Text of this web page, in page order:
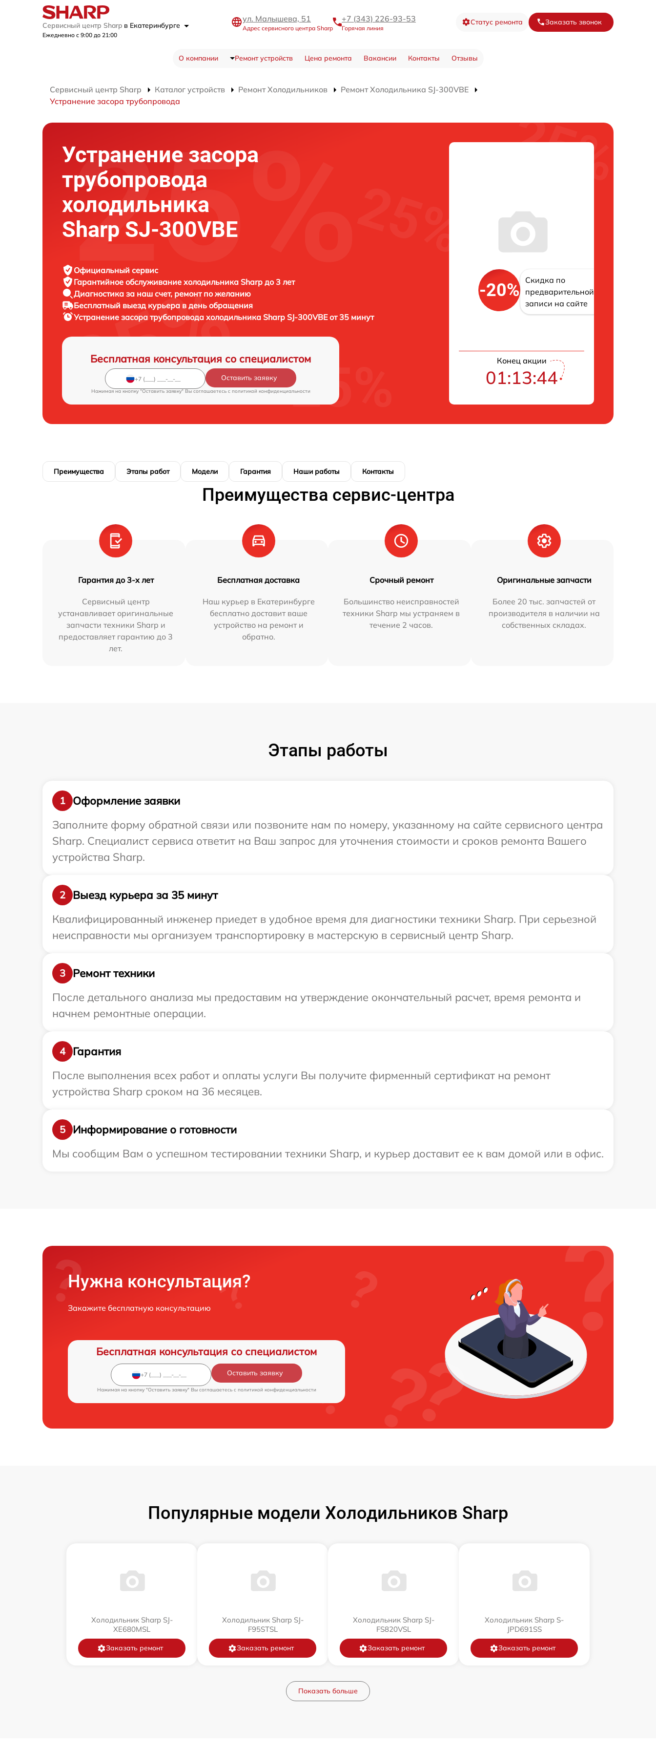
Сервисный центр Sharp в Екатеринбурге
Ежедневно с 9:00 до 21:00
ул. Малышева, 51
Адрес сервисного центра Sharp
+7 (343) 226-93-53
Горячая линия
Статус ремонта Заказать звонок
О компании Ремонт устройств Цена ремонта Вакансии Контакты Отзывы
Сервисный центр Sharp Каталог устройств Ремонт Холодильников
Ремонт Холодильника SJ-300VBE
Устранение засора трубопровода
Устранение засора
трубопровода
холодильника
Sharp SJ-300VBE
Официальный сервис
Гарантийное обслуживание холодильника Sharp до 3 лет
Диагностика за наш счет, ремонт по желанию
Бесплатный выезд курьера в день обращения
Устранение засора трубопровода холодильника Sharp SJ-300VBE от 35 минут
Бесплатная консультация со специалистом
Оставить заявку
Нажимая на кнопку "Оставить заявку" Вы соглашаетесь c политикой конфиденциальности
-20%
Скидка по
предварительной
записи на сайте
Конец акции
01:13:43
Преимущества Этапы работ Модели Гарантия Наши работы Контакты
Преимущества сервис-центра
Гарантия до 3-х лет
Сервисный центр
устанавливает оригинальные
запчасти техники Sharp и
предоставляет гарантию до 3
лет.
Бесплатная доставка
Наш курьер в Екатеринбурге
бесплатно доставит ваше
устройство на ремонт и
обратно.
Срочный ремонт
Большинство неисправностей
техники Sharp мы устраняем в
течение 2 часов.
Оригинальные запчасти
Более 20 тыс. запчастей от
производителя в наличии на
собственных складах.
Этапы работы
1
Оформление заявки
Заполните форму обратной связи или позвоните нам по номеру, указанному на сайте сервисного центра
Sharp. Специалист сервиса ответит на Ваш запрос для уточнения стоимости и сроков ремонта Вашего
устройства Sharp.
2
Выезд курьера за 35 минут
Квалифицированный инженер приедет в удобное время для диагностики техники Sharp. При серьезной
неисправности мы организуем транспортировку в мастерскую в сервисный центр Sharp.
3
Ремонт техники
После детального анализа мы предоставим на утверждение окончательный расчет, время ремонта и
начнем ремонтные операции.
4
Гарантия
После выполнения всех работ и оплаты услуги Вы получите фирменный сертификат на ремонт
устройства Sharp сроком на 36 месяцев.
5
Информирование о готовности
Мы сообщим Вам о успешном тестировании техники Sharp, и курьер доставит ее к вам домой или в офис.
Нужна консультация?
Закажите бесплатную консультацию
Бесплатная консультация со специалистом
Оставить заявку
Нажимая на кнопку "Оставить заявку" Вы соглашаетесь c политикой конфиденциальности
Популярные модели Холодильников Sharp
Холодильник Sharp SJ-
XE680MSL
Заказать ремонт
Холодильник Sharp SJ-
F95STSL
Заказать ремонт
Холодильник Sharp SJ-
FS820VSL
Заказать ремонт
Холодильник Sharp S-
JPD691SS
Заказать ремонт
Показать больше